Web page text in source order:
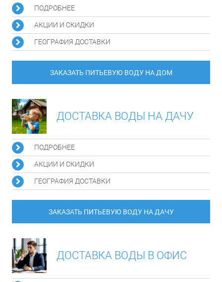
ПОДРОБНЕЕ
АКЦИИ И СКИДКИ
ГЕОГРАФИЯ ДОСТАВКИ
ЗАКАЗАТЬ ПИТЬЕВУЮ ВОДУ НА ДОМ
ДОСТАВКА ВОДЫ НА ДАЧУ
ПОДРОБНЕЕ
АКЦИИ И СКИДКИ
ГЕОГРАФИЯ ДОСТАВКИ
ЗАКАЗАТЬ ПИТЬЕВУЮ ВОДУ НА ДАЧУ
ДОСТАВКА ВОДЫ В ОФИС